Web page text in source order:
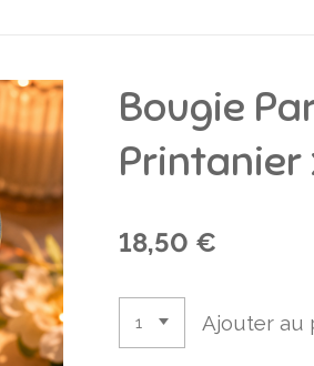
Bougie
Printanier
18,50 €
Ajouter au